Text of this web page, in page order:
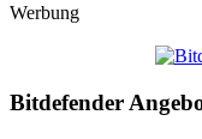
Werbung
Bitdefender